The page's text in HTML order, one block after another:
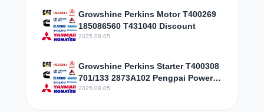
Growshine Perkins Motor T400269
185086560 T431040 Discount
2025.08.05
Growshine Perkins Starter T400308
701/133 2873A102 Pengpai Power
Discount
2025.08.05